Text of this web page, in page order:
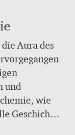
Aura des
und
wie
Geschichte
etwa